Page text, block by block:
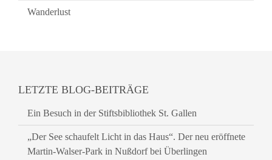
Wanderlust
LETZTE BLOG-BEITRÄGE
Ein Besuch in der Stiftsbibliothek St. Gallen
„Der See schaufelt Licht in das Haus“. Der neu eröffnete
Martin-Walser-Park in Nußdorf bei Überlingen